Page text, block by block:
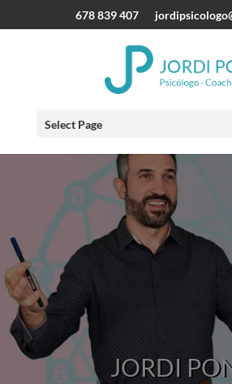
678 839 407
Select Page
JORDI